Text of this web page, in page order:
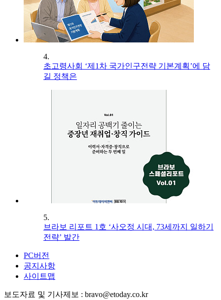
4.
초고령사회 ‘제1차 국가인구전략 기본계획’에 담
길 정책은
5.
브라보 리포트 1호 ‘사오정 시대, 73세까지 일하기
전략’ 발간
PC버전
공지사항
사이트맵
보도자료 및 기사제보 : bravo@etoday.co.kr